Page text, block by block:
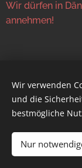
Wir dürfen in
annehmen!
© 2025 designed
Wir verwenden
und die
bestmögliche
Nur